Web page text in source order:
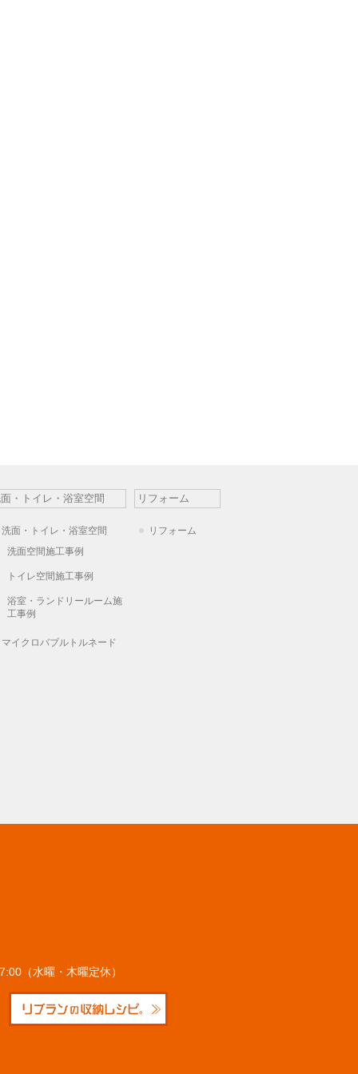
・トイレ・浴室空間
洗面・トイレ・浴室空間
洗面空間施工事例
トイレ空間施工事例
浴室・ランドリールーム施
工事例
マイクロバブルトルネード
リフォーム
リフォーム
（水曜・木曜定休）